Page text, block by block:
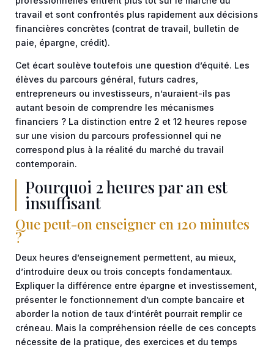
travail et sont confrontés plus rapidement aux décisions
financières concrètes (contrat de travail, bulletin de
paie, épargne, crédit).
Cet écart soulève toutefois une question d’équité. Les
élèves du parcours général, futurs cadres,
entrepreneurs ou investisseurs, n’auraient-ils pas
autant besoin de comprendre les mécanismes
financiers ? La distinction entre 2 et 12 heures repose
sur une vision du parcours professionnel qui ne
correspond plus à la réalité du marché du travail
contemporain.
Pourquoi 2 heures par an est
insuffisant
Que peut-on enseigner en 120 minutes
?
Deux heures d’enseignement permettent, au mieux,
d’introduire deux ou trois concepts fondamentaux.
Expliquer la différence entre épargne et investissement,
présenter le fonctionnement d’un compte bancaire et
aborder la notion de taux d’intérêt pourrait remplir ce
créneau. Mais la compréhension réelle de ces concepts
nécessite de la pratique, des exercices et du temps